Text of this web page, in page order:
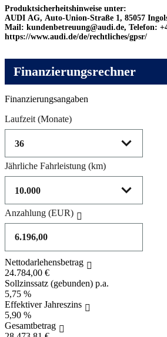
Produktsicherheitshinweise unter:
AUDI AG, Auto-Union-Straße 1, 85057
Mail: kundenbetreuung@audi.de, Telefon:
https://www.audi.de/de/rechtliches/gpsr/
Finanzierungsrechner
Finanzierungsangaben
Laufzeit (Monate)
Jährliche Fahrleistung (km)
Anzahlung (EUR)
Nettodarlehensbetrag
24.784,00 €
Sollzinssatz (gebunden) p.a.
5,75 %
Effektiver Jahreszins
5,90 %
Gesamtbetrag